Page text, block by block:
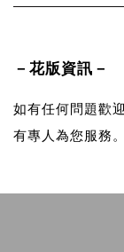
－花版資訊－
如有任何問題歡
有專人為您服務。